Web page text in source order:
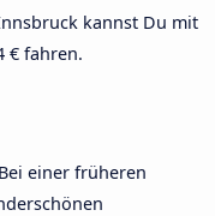
kannst Du mit
€ fahren.
einer früheren